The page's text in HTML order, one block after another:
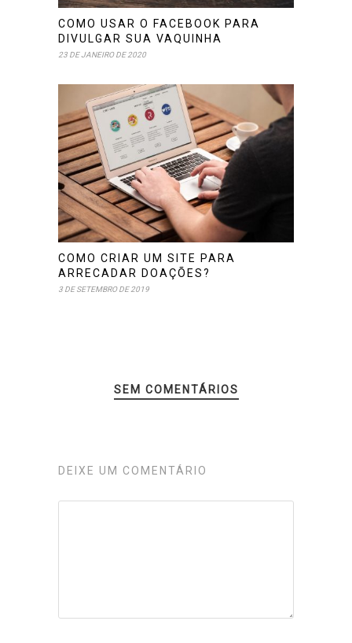
COMO USAR O FACEBOOK PARA
DIVULGAR SUA VAQUINHA
23 DE JANEIRO DE 2020
COMO CRIAR UM SITE PARA
ARRECADAR DOAÇÕES?
3 DE SETEMBRO DE 2019
SEM COMENTÁRIOS
DEIXE UM COMENTÁRIO